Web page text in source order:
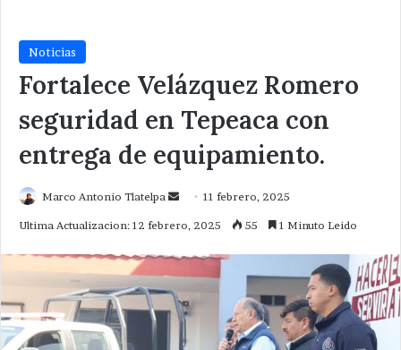
Noticias
Fortalece Velázquez Romero
seguridad en Tepeaca con
entrega de equipamiento.
Marco Antonio Tlatelpa
Send11 febrero, 2025
Ultima Actualizacion: 12 febrero, 2025 55 1 Minuto Leido